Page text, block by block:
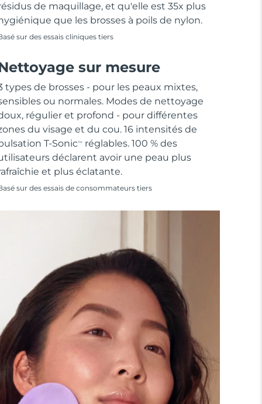
de maquillage, et qu'elle est 35x plus
que les brosses à poils de nylon.
sur des essais cliniques tiers
sur mesure
types de brosses - pour les peaux mixtes,
ou normales. Modes de nettoyage
régulier et profond - pour différentes
du visage et du cou. 16 intensités de
T-SonicTM
réglables. 100 % des
déclarent avoir une peau plus
et plus éclatante.
sur des essais de consommateurs tiers